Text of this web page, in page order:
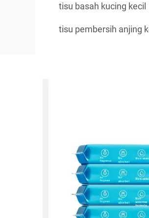
tisu basah kucing kecil
tisu pembersih anjing